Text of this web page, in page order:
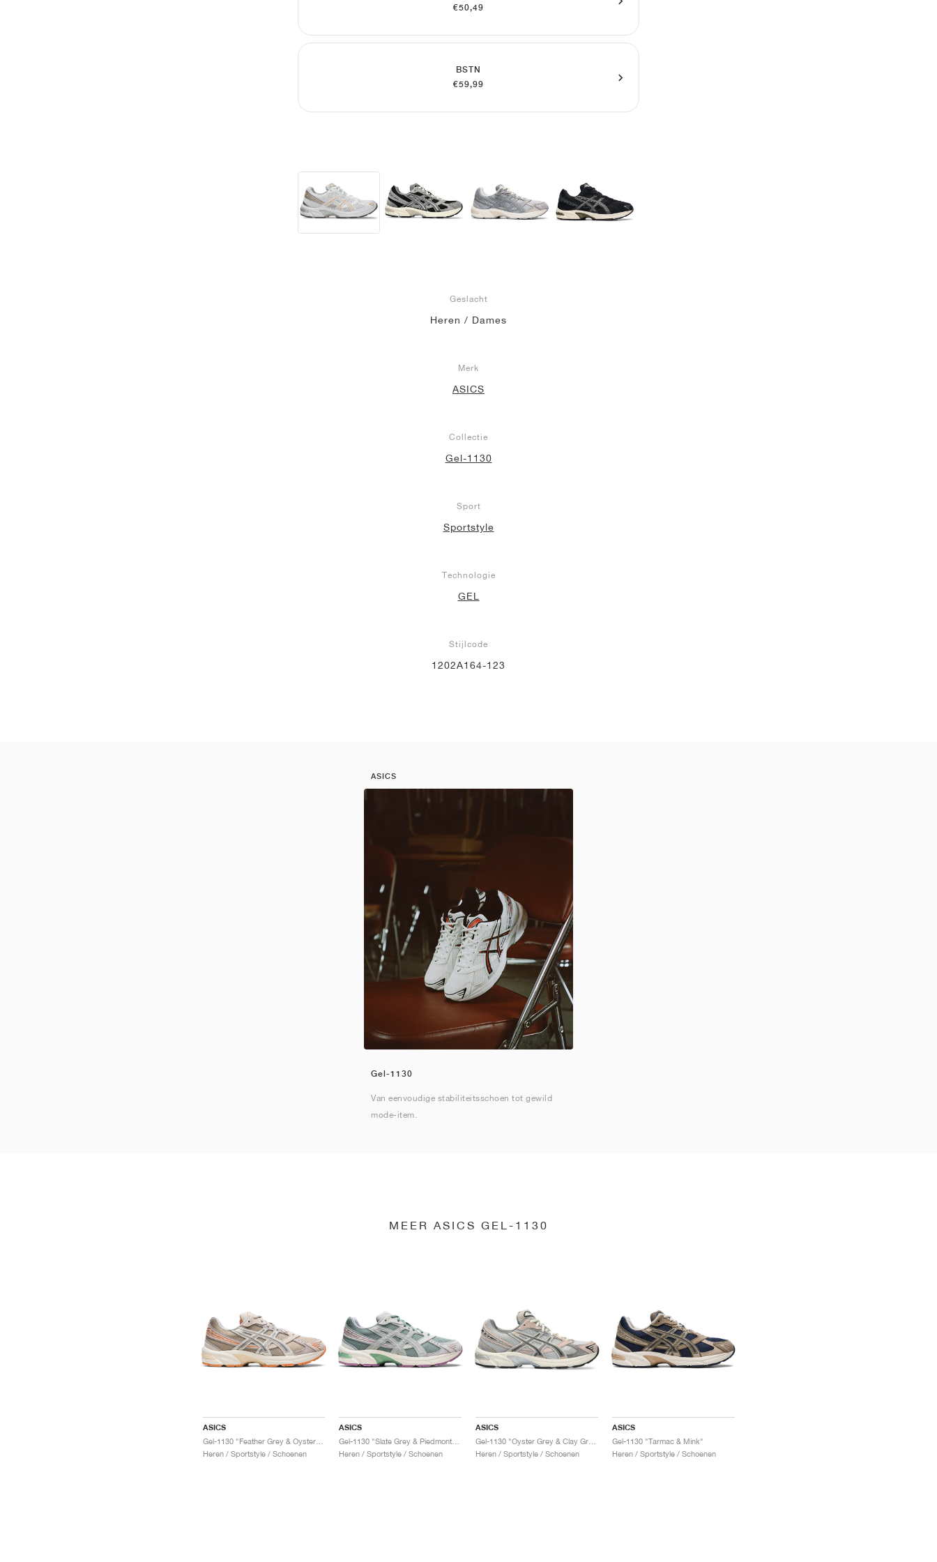
€50,49
BSTN
€59,99
Geslacht
Heren / Dames
Merk
ASICS
Collectie
Gel-1130
Sport
Sportstyle
Technologie
GEL
Stijlcode
1202A164-123
ASICS
Gel-1130
Van eenvoudige stabiliteitsschoen tot gewild
mode-item.
MEER ASICS GEL-1130
ASICS
Gel-1130 "Feather Grey & Oyster Grey"
Heren / Sportstyle / Schoenen
ASICS
Heren / Sportstyle / Schoenen
ASICS
Heren / Sportstyle / Schoenen
ASICS
Gel-1130 "Tarmac & Mink"
Heren / Sportstyle / Schoenen